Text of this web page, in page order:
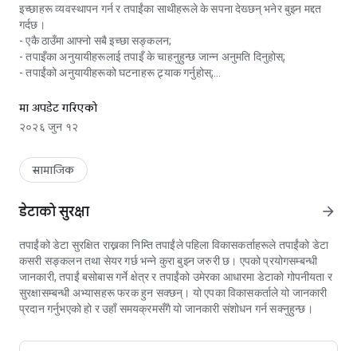
इच्छाहरू व्यवस्थापन गर्न र तपाईंका साथीहरूले के सपना देख्छन् भनेर बुझ्न मद्दत
गर्दछ।
- एकै ठाउँमा आफ्नो सबै इच्छा सङ्कलन;
- तपाइँका अनुयायीहरूलाई तपाइँ के चाहनुहुन्छ जान्न अनुमति दिनुहोस्;
- तपाईंको अनुयायीहरूको घटनाहरू ट्र्याक गर्नुहोस्;
- रिजर्भ इच्छाहरू जुन तपाइँ तपाइँका साथीहरूलाई समान चीजहरू प्राप्त गर्नबाट
- इच्छा समाचार फिडको साथ थप इच्छा विचारहरू पत्ता लगाउनुहोस्;
अहिले के चाहन्छन्;
- गोप्य सान्ता व्यवस्थित गर्नुहोस् र तपाईंको सपनाहरूको लागि कोष सङ्कलन
गर्नुहोस्;
- र धेरै धेरै WishSpace एपमा।
एप नि:शुल्क छ, तर सदस्यता खरिदले तपाईंलाई अहिले र भविष्यमा थप शक्ति दिन्छ!
[न्यूनतम समर्थित एप संस्करण: 6.11.1]
मा अपडेट गरिएको
२०२६ जुन १२
सामाजिक
डेटाको सुरक्षा arrow_forward
तपाईंको डेटा सुरक्षित राख्नका निम्ति तपाईंले पहिला विकासकर्ताहरूले तपाईंको डेटा
कसरी सङ्कलन तथा सेयर गर्छ भन्ने कुरा बुझ्न जरुरी छ। एपको प्रयोगसम्बन्धी
जानकारी, तपाईं बसोबास गर्ने क्षेत्र र तपाईंको उमेरका आधारमा डेटाको गोपनीयता र
सुरक्षासम्बन्धी अभ्यासहरू फरक हुन सक्छन्। यो एपका विकासकर्ताले यो जानकारी
प्रदान गर्नुभएको हो र उहाँ समयक्रमसँगै यो जानकारी संशोधन गर्न सक्नुहुन्छ।